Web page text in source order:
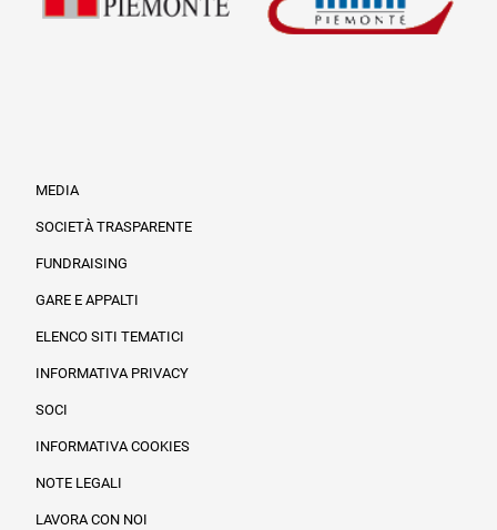
MEDIA
SOCIETÀ TRASPARENTE
FUNDRAISING
GARE E APPALTI
ELENCO SITI TEMATICI
INFORMATIVA PRIVACY
SOCI
INFORMATIVA COOKIES
NOTE LEGALI
LAVORA CON NOI